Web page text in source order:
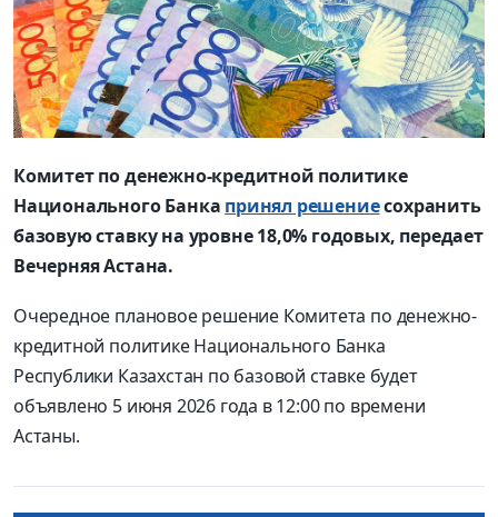
Комитет по денежно-кредитной политике
Национального Банка принял решениесохранить
базовую ставку на уровне 18,0% годовых, передает
Вечерняя Астана.
Очередное плановое решение Комитета по денежно-
кредитной политике Национального Банка
Республики Казахстан по базовой ставке будет
объявлено 5 июня 2026 года в 12:00 по времени
Астаны.